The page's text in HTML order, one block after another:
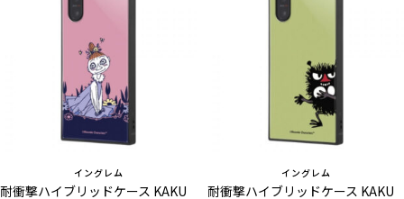
イングレム
耐衝撃ハイブリッドケース KAKU
イングレム
耐衝撃ハイブリッドケース KAKU